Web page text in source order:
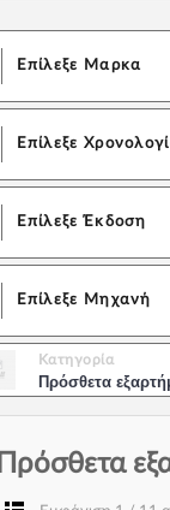
Επίλεξε Μαρκα
Επίλεξε
Επίλεξε Έκδοση
Επίλεξε Μηχανή
Κατηγορία
Πρόσθετα
Πρόσθετα